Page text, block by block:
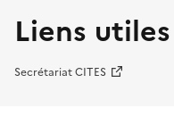
Liens utiles
Secrétariat CITES